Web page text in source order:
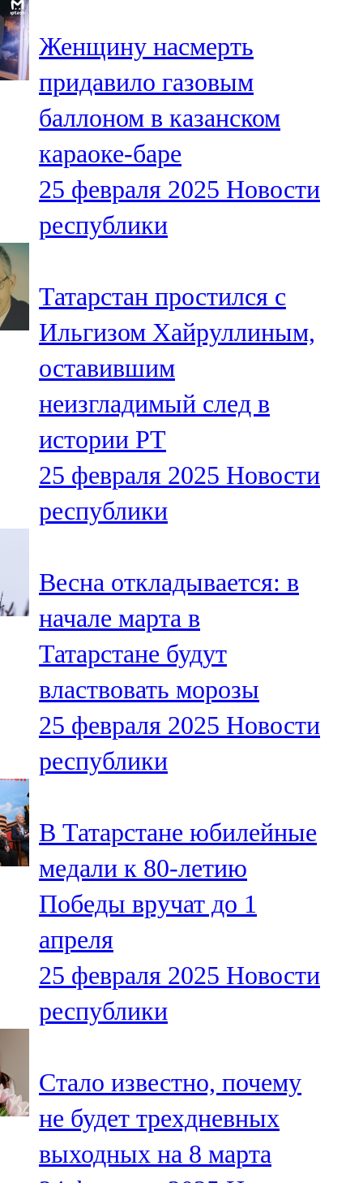
102,1 FM
Мамадыш
106,2 FM
Минзәлә
107,3 FM
Мөслим
Нурлат
104,7 FM
Олы Әтнә
71,42 FM
Сарман
107,8 FM
Теләче
Түбән Кама
102,6 FM
Чирмешән
107,7 FM
Чистай
103,0 FM
91,0 FM
Шәмәрдән
102,3 FM
Яңа чишмә
107,0 FM
Яр Чаллы
Женщину насмерть
придавило газовым
баллоном в казанском
караоке-баре
25 февраля 2025 Новости
республики
Татарстан простился с
Ильгизом Хайруллиным,
оставившим
неизгладимый след в
истории РТ
25 февраля 2025 Новости
республики
Весна откладывается: в
начале марта в
Татарстане будут
властвовать морозы
25 февраля 2025 Новости
республики
В Татарстане юбилейные
медали к 80-летию
Победы вручат до 1
апреля
25 февраля 2025 Новости
республики
Стало известно, почему
не будет трехдневных
выходных на 8 марта